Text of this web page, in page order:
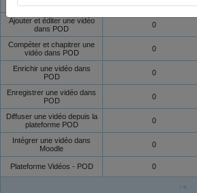
plateforme POD
Ajouter et éditer une vidéo
dans POD
0
Compéter et chapitrer une
vidéo dans POD
0
Enrichir une vidéo dans
POD
0
Enregistrer une vidéo dans
POD
0
Diffuser une vidéo depuis la
plateforme POD
0
Intégrer une vidéo dans
Moodle
0
Plateforme Vidéos - POD 0